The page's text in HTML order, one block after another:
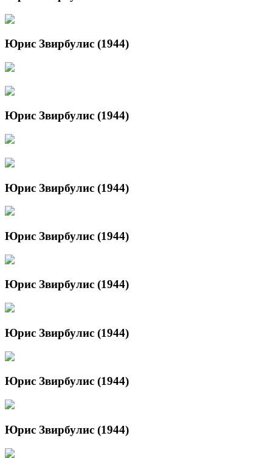
Юрис Звирбулис (1944)
Юрис Звирбулис (1944)
Юрис Звирбулис (1944)
Юрис Звирбулис (1944)
Юрис Звирбулис (1944)
Юрис Звирбулис (1944)
Юрис Звирбулис (1944)
Юрис Звирбулис (1944)